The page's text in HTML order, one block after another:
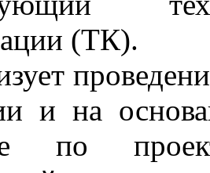
(ТК).
и на
по